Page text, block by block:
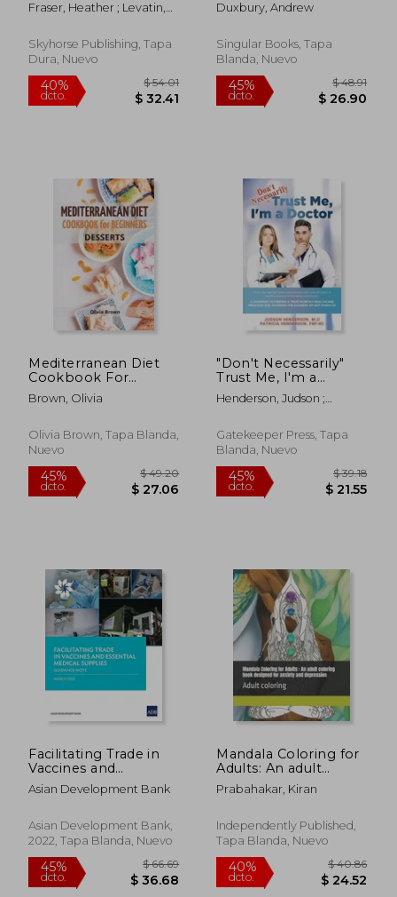
to Stop It (en Inglés)
Fraser, Heather ; Levatin,
Woody
Skyhorse Publishing, Tapa
Dura, Nuevo
40%
dcto. $ 32.41
to "Is it Gone?" (en
Duxbury, Andrew
Singular Books, Tapa
Blanda, Nuevo
45%
dcto.
Mediterranean Diet
Cookbook For
Beginners: The
Complete Guide
to build healthy
habits (en Inglés)
Brown, Olivia
Olivia Brown, Tapa Blanda,
Nuevo
45%
dcto. $ 27.06
"Don't Necessarily"
Trust Me, I'm a
Doctor: A Roadmap
to finding a
care provider and
avoiding the dangers
Inglés)
Henderson, Judson ;
Gatekeeper Press, Tapa
Blanda, Nuevo
45%
dcto.
Facilitating Trade in
Vaccines and
Essential Medical
Supplies: Guidance
Asian Development Bank
Asian Development Bank,
2022, Tapa Blanda, Nuevo
Mandala Coloring for
Adults: An adult
coloring book
designed for anxiety
Produced in the USA
using top-notch
(en Inglés)
Prabahakar, Kiran
Independently Published,
Tapa Blanda, Nuevo